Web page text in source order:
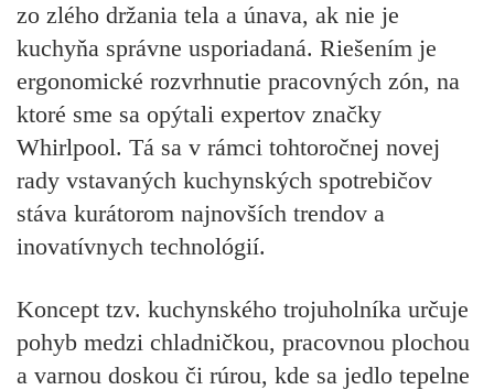
zo zlého držania tela a únava, ak nie je
kuchyňa správne usporiadaná. Riešením je
ergonomické rozvrhnutie pracovných zón, na
ktoré sme sa opýtali expertov značky
Whirlpool. Tá sa v rámci tohtoročnej novej
rady vstavaných kuchynských spotrebičov
stáva kurátorom najnovších trendov a
inovatívnych technológií.
Koncept tzv. kuchynského trojuholníka určuje
pohyb medzi chladničkou, pracovnou plochou
a varnou doskou či rúrou, kde sa jedlo tepelne